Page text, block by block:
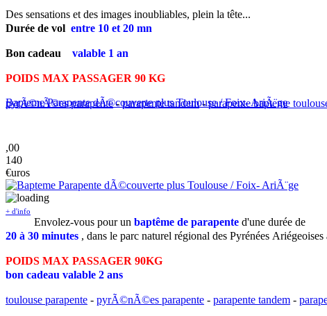
Des sensations et des images inoubliables, plein la tête...
Durée de vol entre 10 et 20 mn
Bon cadeau valable 1 an
POIDS MAX PASSAGER 90 KG
pyrÃ©nÃ©es parapente-parapente tandem-parapente bapteme
Bapteme Parapente dÃ©couverte plus Toulouse / Foix- AriÃ¨ge
,00
140
€uros
+ d'info
Envolez-vous pour un baptême de parapente d'une durée de
20 à 30 minutes , dans le parc naturel régional des Pyrénées
POIDS MAX PASSAGER 90KG
bon cadeau valable 2 ans
toulouse parapente - pyrÃ©nÃ©es parapente - parapente tandem -